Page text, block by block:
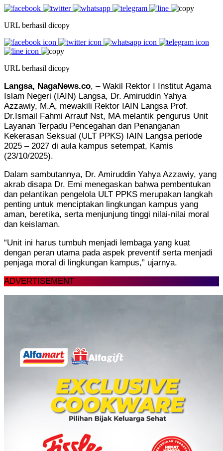
URL berhasil dicopy
URL berhasil dicopy
Langsa, NagaNews.co, – Wakil Rektor I Institut Agama
Islam Negeri (IAIN) Langsa, Dr. Amiruddin Yahya
Azzawiy, M.A, mewakili Rektor IAIN Langsa Prof.
Dr.Ismail Fahmi Arrauf Nst, MA melantik pengurus Unit
Layanan Terpadu Pencegahan dan Penanganan
Kekerasan Seksual (ULT PPKS) IAIN Langsa periode
2025 – 2027 di aula kampus setempat, Kamis
(23/10/2025).
Dalam sambutannya, Dr. Amiruddin Yahya Azzawiy, yang
akrab disapa Dr. Emi menegaskan bahwa pembentukan
dan pelantikan pengelola ULT PPKS merupakan langkah
penting untuk menciptakan lingkungan kampus yang
aman, beretika, serta menjunjung tinggi nilai-nilai moral
dan keislaman.
“Unit ini harus tumbuh menjadi lembaga yang kuat
dengan peran utama pada aspek preventif serta menjadi
penjaga moral di lingkungan kampus,” ujarnya.
ADVERTISEMENT